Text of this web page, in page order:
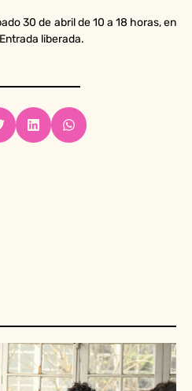
30 de abril de 10 a 18 horas, en
liberada.